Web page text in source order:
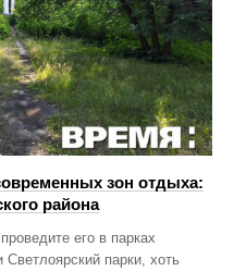
зон отдыха:
района
его в парках
парки, хоть